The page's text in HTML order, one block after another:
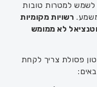
לשמש למטרות טובות
רשויות מקומיות
לא ממומש
פסולת צריך לקחת